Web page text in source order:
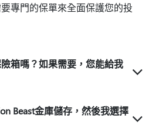
專門的保單來全面保護您的投
箱嗎？如果需要，您能給我
Beast金庫儲存，然後我選擇